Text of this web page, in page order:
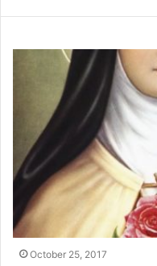
October 25, 2017